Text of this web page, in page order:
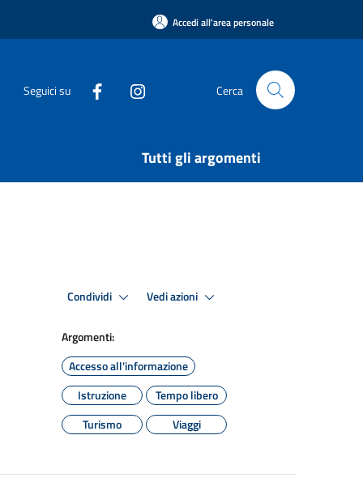
Accedi all'area personale
Seguici su Cerca
Tutti gli argomenti
Condividi Vedi azioni
Argomenti:
Accesso all'informazione
Istruzione
Tempo libero
Turismo
Viaggi